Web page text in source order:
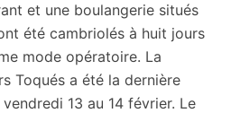
et une boulangerie situés
été cambriolés à huit jours
mode opératoire. La
Toqués a été la dernière
13 au 14 février. Le